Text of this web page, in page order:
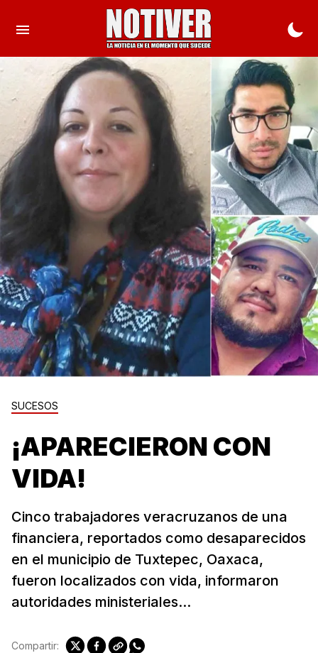
SUCESOS
¡APARECIERON CON
VIDA!
Cinco trabajadores veracruzanos de una
financiera, reportados como desaparecidos
en el municipio de Tuxtepec, Oaxaca,
fueron localizados con vida, informaron
autoridades ministeriales...
Compartir: